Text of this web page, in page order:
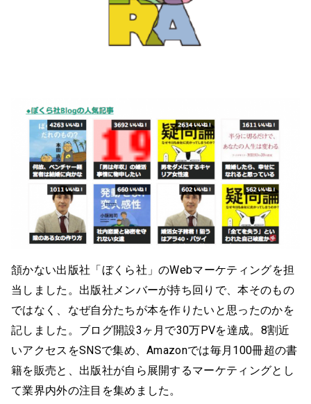
頷かない出版社「ぼくら社」のWebマーケティングを担
当しました。出版社メンバーが持ち回りで、本そのもの
ではなく、なぜ自分たちが本を作りたいと思ったのかを
記しました。ブログ開設3ヶ月で30万PVを達成。8割近
いアクセスをSNSで集め、Amazonでは毎月100冊超の書
籍を販売と、出版社が自ら展開するマーケティングとし
て業界内外の注目を集めました。